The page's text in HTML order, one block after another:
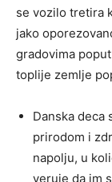
se vozilo tretira
jako
gradovima
toplije zemlje
Danska deca
prirodom i
napolju, u
veruje da im